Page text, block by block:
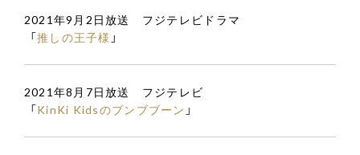
2021年9月2日放送 フジテレビドラマ
「推しの王子様 」
2021年8月7日放送 フジテレビ
「KinKi Kidsのブンブブーン 」